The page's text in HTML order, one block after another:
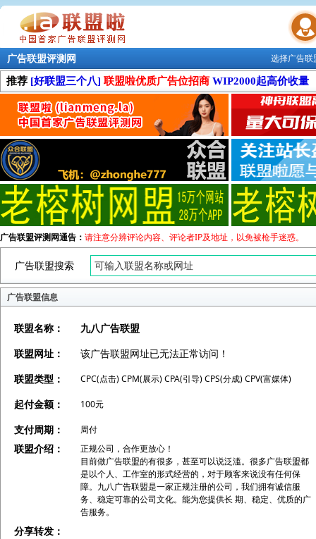
联盟学院
选择广告
广告联盟评测网
推荐 [好联盟三个八] 联盟啦优质广告位招商 WIP2000起高价收量
广告联盟评测网通告： 请注意分辨评论内容、评论者IP及地址，以免被枪手迷惑。
广告联盟搜索
广告联盟信息
联盟名称：
九八广告联盟
联盟网址：
该广告联盟网址已无法正常访问！
联盟类型：
CPC(点击) CPM(展示) CPA(引导) CPS(分成) CPV(富媒体)
起付金额： 100元
支付周期： 周付
联盟介绍：
正规公司，合作更放心！
目前做广告联盟的有很多，甚至可以说泛滥。很多广告联盟都
是以个人、工作室的形式经营的，对于顾客来说没有任何保
障。九八广告联盟是一家正规注册的公司，我们拥有诚信服
务、稳定可靠的公司文化。能为您提供长 期、稳定、优质的广
告服务。
分享转发：